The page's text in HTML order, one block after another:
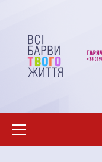
вмісту
меню